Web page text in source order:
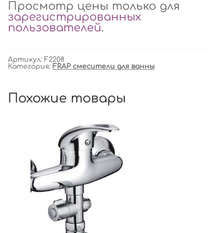
Просмотр цены только для
зарегистрированных
пользователей.
Артикул: F2208
Категория: FRAP смесители для ванны
Похожие товары